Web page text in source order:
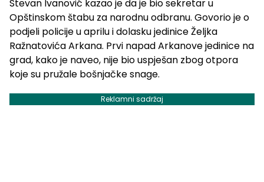
Stevan Ivanović kazao je da je bio sekretar u
Opštinskom štabu za narodnu odbranu. Govorio je o
podjeli policije u aprilu i dolasku jedinice Željka
Ražnatovića Arkana. Prvi napad Arkanove jedinice na
grad, kako je naveo, nije bio uspješan zbog otpora
koje su pružale bošnjačke snage.
Reklamni sadržaj